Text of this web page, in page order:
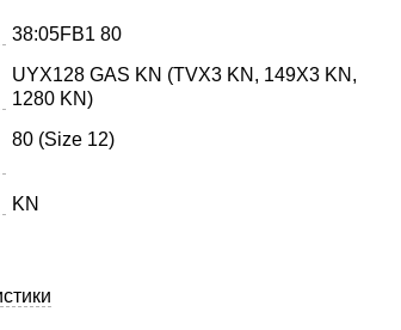
38:05FB1 80
UYX128 GAS KN (TVX3 KN, 149X3 KN,
1280 KN)
80 (Size 12)
KN